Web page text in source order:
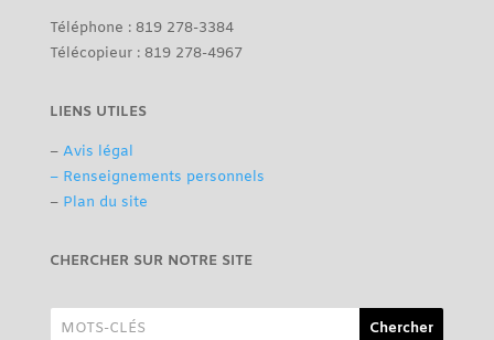
Téléphone : 819 278-3384
Télécopieur : 819 278-4967
LIENS UTILES
– Avis légal
– Renseignements personnels
– Plan du site
CHERCHER SUR NOTRE SITE